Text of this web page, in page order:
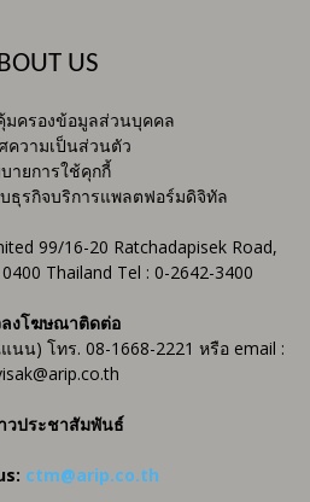
US
มครองข้อมูลส่วนบุคคล
ความเป็นส่วนตัว
ายการใช้คุกกี้
ธุรกิจบริการแพลตฟอร์มดิจิทัล
99/16-20 Ratchadapisek Road,
Thailand Tel : 0-2642-3400
งโฆษณาติดต่อ
น) โทร. 08-1668-2221 หรือ email :
วประชาสัมพันธ์
ctm@arip.co.th